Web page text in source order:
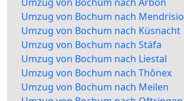
Umzug von Bochum nach Mendrisio
Umzug von Bochum nach Küsnacht
Umzug von Bochum nach Stäfa
Umzug von Bochum nach Liestal
Umzug von Bochum nach Thônex
Umzug von Bochum nach Meilen